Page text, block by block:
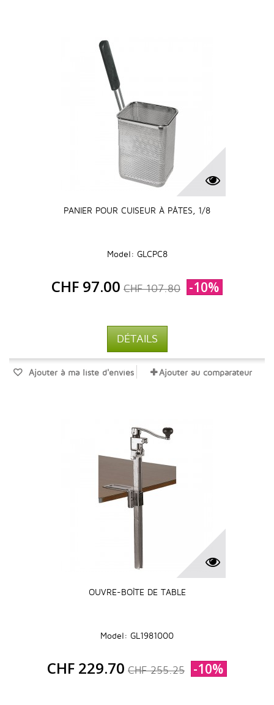
PANIER POUR CUISEUR À PÂTES, 1/8
Model: GLCPC8
CHF 97.00 CHF 107.80 -10%
DÉTAILS
Ajouter à ma liste d'envies Ajouter au comparateur
OUVRE-BOÎTE DE TABLE
Model: GL1981000
CHF 229.70 CHF 255.25 -10%